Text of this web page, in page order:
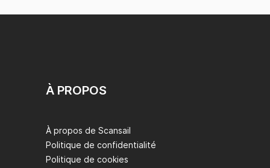
À PROPOS
À propos de Scansail
Politique de confidentialité
Politique de cookies